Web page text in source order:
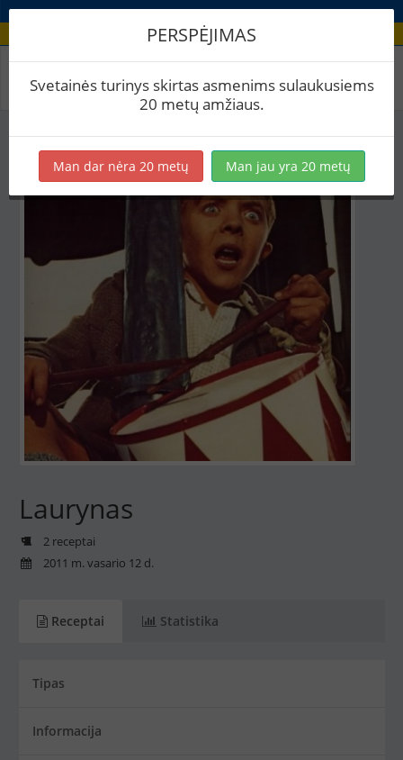
Aludario paskyra
Laurynas
2 receptai
2011 m. vasario 12 d.
Receptai Statistika
Tipas
Informacija
PERSPĖJIMAS
Svetainės turinys skirtas asmenims sulaukusiems
20 metų amžiaus.
Man dar nėra 20 metų Man jau yra 20 metų